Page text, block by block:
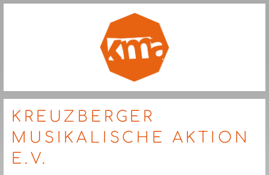
KREUZBERGER
MUSIKALISCHE AKTION
E.V.